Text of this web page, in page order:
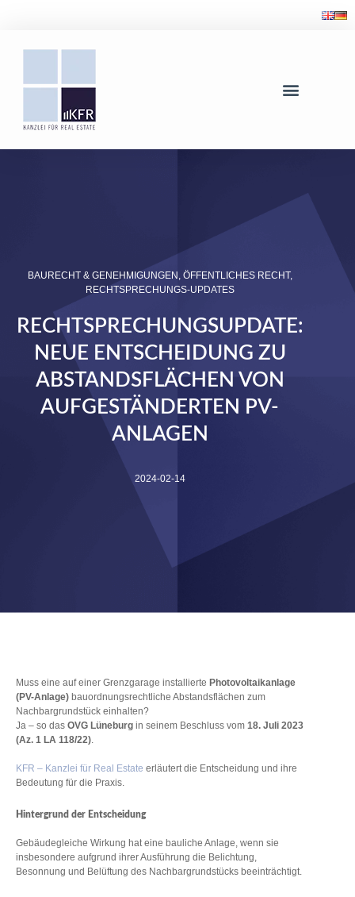
BAURECHT & GENEHMIGUNGEN , ÖFFENTLICHES RECHT,
RECHTSPRECHUNGS-UPDATES
RECHTSPRECHUNGSUPDATE:
NEUE ENTSCHEIDUNG ZU
ABSTANDSFLÄCHEN VON
AUFGESTÄNDERTEN PV-
ANLAGEN
2024-02-14
Muss eine auf einer Grenzgarage installierte Photovoltaikanlage
(PV-Anlage) bauordnungsrechtliche Abstandsflächen zum
Nachbargrundstück einhalten?
Ja – so das OVG Lüneburg in seinem Beschluss vom 18. Juli 2023
(Az. 1 LA 118/22).
KFR – Kanzlei für Real Estate erläutert die Entscheidung und ihre
Bedeutung für die Praxis.
Hintergrund der Entscheidung
Gebäudegleiche Wirkung hat eine bauliche Anlage, wenn sie
insbesondere aufgrund ihrer Ausführung die Belichtung,
Besonnung und Belüftung des Nachbargrundstücks beeinträchtigt.